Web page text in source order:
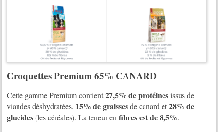
Сroquettes Premium 65% CANARD
Cette gamme Premium contient27,5% de protéinesissus de
viandes déshydratées, 15% de graissesde canard et28% de
glucides(les céréales). La teneur enfibres est de 8,5%.